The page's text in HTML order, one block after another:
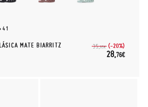
41
MATE BIARRITZ
35,95€ (-20%)
28,76€